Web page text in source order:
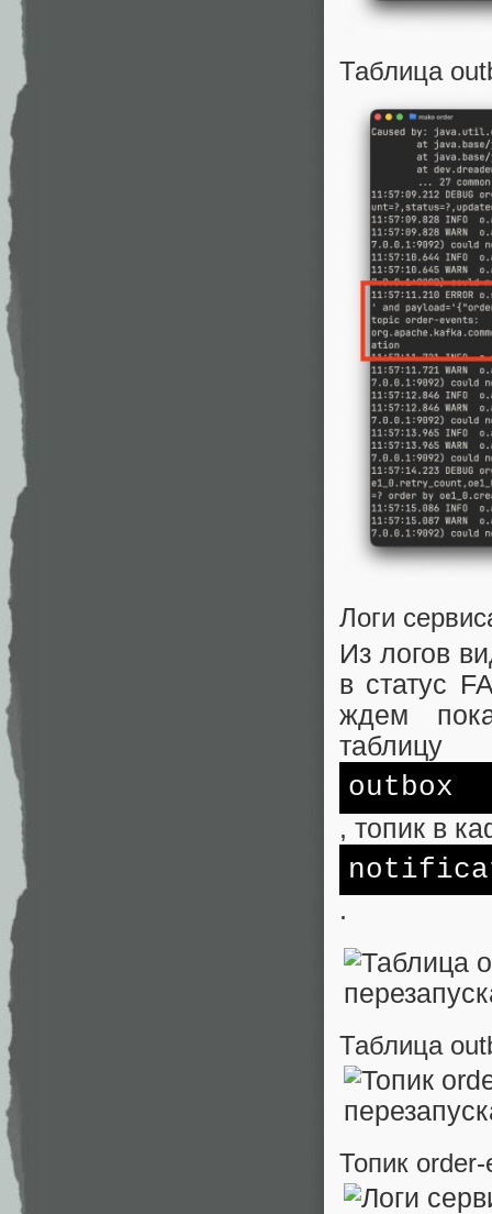
Таблица
Логи
Из логов
в статус
ждем
таблицу
outbox
, топик в
.
Таблица
Топик